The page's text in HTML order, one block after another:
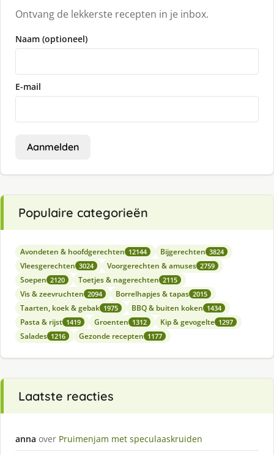
Ontvang de lekkerste recepten in je inbox.
Naam (optioneel)
E-mail
Aanmelden
Populaire categorieën
Avondeten & hoofdgerechten 12144 Bijgerechten 3824
Vleesgerechten 3024 Voorgerechten & amuses 2759
Soepen 2120 Toetjes & nagerechten 2115
Vis & zeevruchten 2094 Borrelhapjes & tapas 2015
Taarten, koek & gebak 1975 BBQ & buiten koken 1434
Pasta & rijst 1419 Groenten 1312 Kip & gevogelte 1297
Salades 1216 Gezonde recepten 1177
Laatste reacties
anna over Pruimenjam met speculaaskruiden